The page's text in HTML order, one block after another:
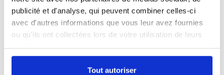
publicité et d'analyse, qui peuvent combiner celles-ci
avec d'autres informations que vous leur avez fournies
ou qu'ils ont collectées lors de votre utilisation de leurs
Tout autoriser